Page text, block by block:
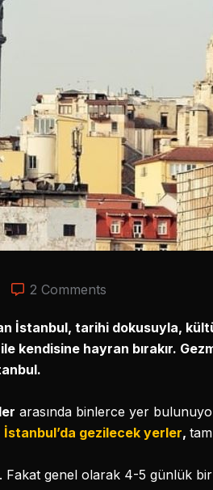
2 Comments
İstanbul, tarihi dokusuyla,
kendisine hayran bırakır.
arasında binlerce yer
İstanbul’da gezilecek yerler,
Fakat genel olarak 4-5 günlük